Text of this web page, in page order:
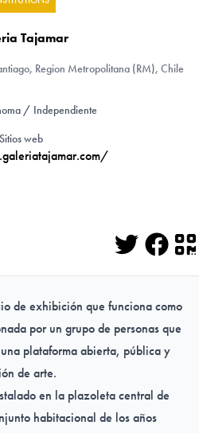
Tajamar
Region Metropolitana (RM), Chile
/ Independiente
Sitios web
Twitter
de exhibición que funciona como
por un grupo de personas que
plataforma abierta, pública y
de arte.
en la plazoleta central de
habitacional de los años